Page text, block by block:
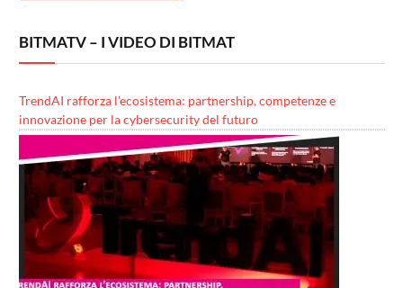
BITMATV – I VIDEO DI BITMAT
TrendAI rafforza l’ecosistema: partnership, competenze e
innovazione per la cybersecurity del futuro